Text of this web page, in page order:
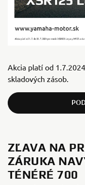
Akcia platí od
skladových zásob.
ZĽAVA NA
ZÁRUKA
TÉNÉRÉ 700